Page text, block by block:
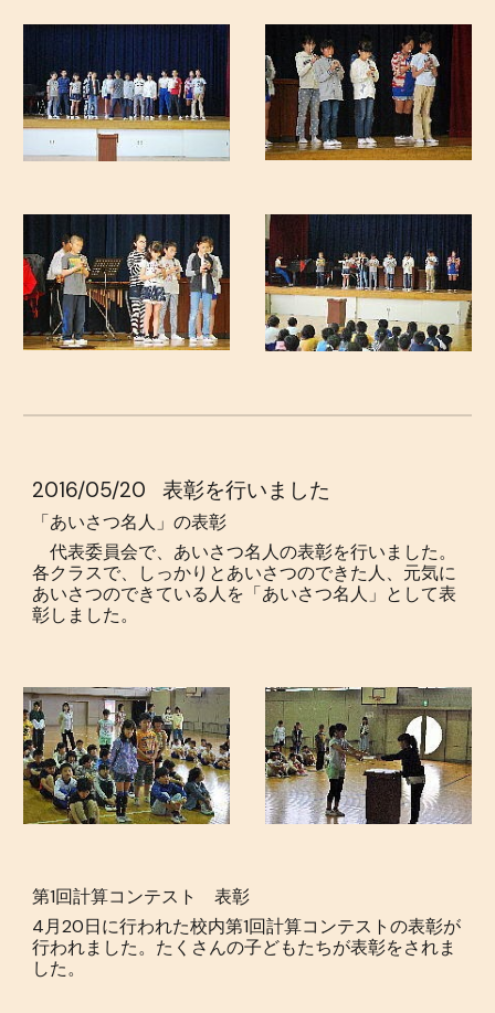
2016/05/20表彰を行いました
「あいさつ名人」の表彰
代表委員会で、あいさつ名人の表彰を行いました。
各クラスで、しっかりとあいさつのできた人、元気に
あいさつのできている人を「あいさつ名人」として表
彰しました。
第1回計算コンテスト 表彰
4月20日に行われた校内第1回計算コンテストの表彰が
行われました。たくさんの子どもたちが表彰をされま
した。